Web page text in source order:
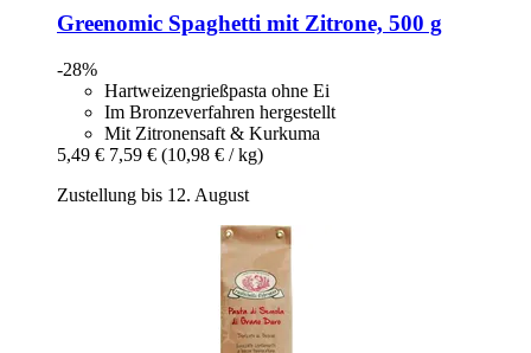
Greenomic Spaghetti mit Zitrone, 500 g
-28%
Hartweizengrießpasta ohne Ei
Im Bronzeverfahren hergestellt
Mit Zitronensaft & Kurkuma
5,49 € 7,59 € (10,98 € / kg)
Zustellung bis 12. August